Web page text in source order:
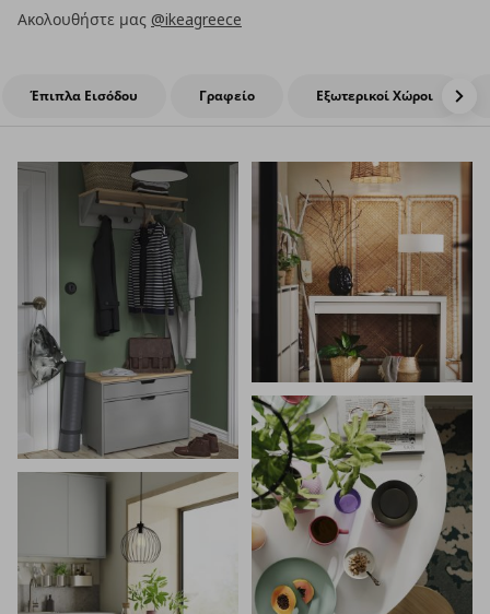
Ακολουθήστε μας @ikeagreece
Έπιπλα Εισόδου Γραφείο Εξωτερικοί Χώροι